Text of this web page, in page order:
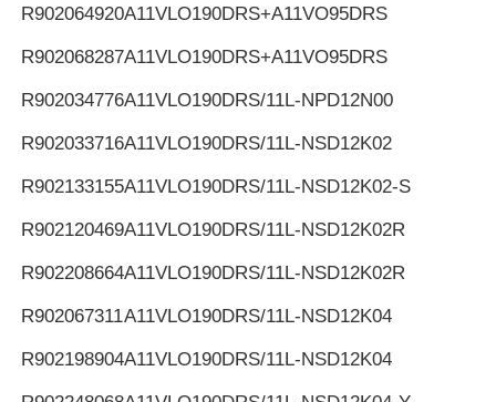
R902064920A11VLO190DRS+A11VO95DRS
R902068287A11VLO190DRS+A11VO95DRS
R902034776A11VLO190DRS/11L-NPD12N00
R902033716A11VLO190DRS/11L-NSD12K02
R902133155A11VLO190DRS/11L-NSD12K02-S
R902120469A11VLO190DRS/11L-NSD12K02R
R902208664A11VLO190DRS/11L-NSD12K02R
R902067311A11VLO190DRS/11L-NSD12K04
R902198904A11VLO190DRS/11L-NSD12K04